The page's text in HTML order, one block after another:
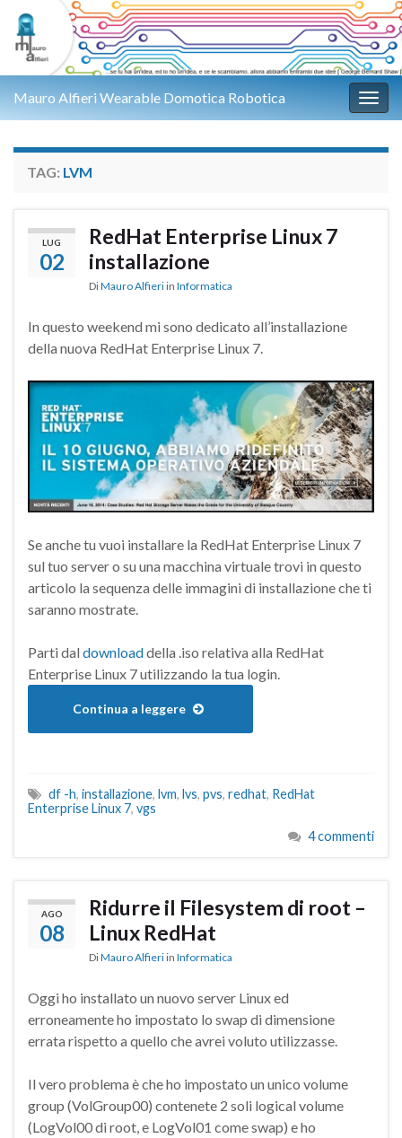
Mauro Alfieri Wearable Domotica Robotica
TAG: LVM
LUG
02
RedHat Enterprise Linux 7
installazione
DiMauro Alfieri in Informatica
In questo weekend mi sono dedicato all’installazione
della nuova RedHat Enterprise Linux 7.
Se anche tu vuoi installare la RedHat Enterprise Linux 7
sul tuo server o su una macchina virtuale trovi in questo
articolo la sequenza delle immagini di installazione che ti
saranno mostrate.
Parti dal downloaddella .iso relativa alla RedHat
Enterprise Linux 7 utilizzando la tua login.
Continua a leggere
df -h, installazione, lvm, lvs, pvs, redhat, RedHat
Enterprise Linux 7, vgs
4 commenti
AGO
08
Ridurre il Filesystem di root –
Linux RedHat
DiMauro Alfieri in Informatica
Oggi ho installato un nuovo server Linux ed
erroneamente ho impostato lo swap di dimensione
errata rispetto a quello che avrei voluto utilizzasse.
Il vero problema è che ho impostato un unico volume
group (VolGroup00) contenete 2 soli logical volume
(LogVol00 di root, e LogVol01 come swap) e ho